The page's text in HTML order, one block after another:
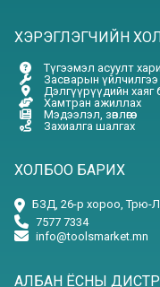
ХЭРЭГЛЭГЧИЙН
Түгээмэл асуулт
Засварын үйлчилгээ
Дэлгүүрүүдийн хаяг
Хамтран ажиллах
Мэдээлэл, зөвлөгөө
Захиалга шалгах
ХОЛБОО БАРИХ
БЗД, 26-р хороо, Трю-Л
7577 7334
info@toolsmarket.mn
АЛБАН ЁСНЫ